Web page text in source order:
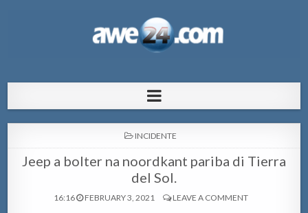
pa Aruba
POSTED
INCIDENTE
Jeep a bolter na noordkant pariba di Tierra
del Sol.
16:16 FEBRUARY 3, 2021 LEAVE A COMMENT